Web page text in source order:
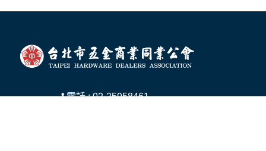
電話 : 02-25958461